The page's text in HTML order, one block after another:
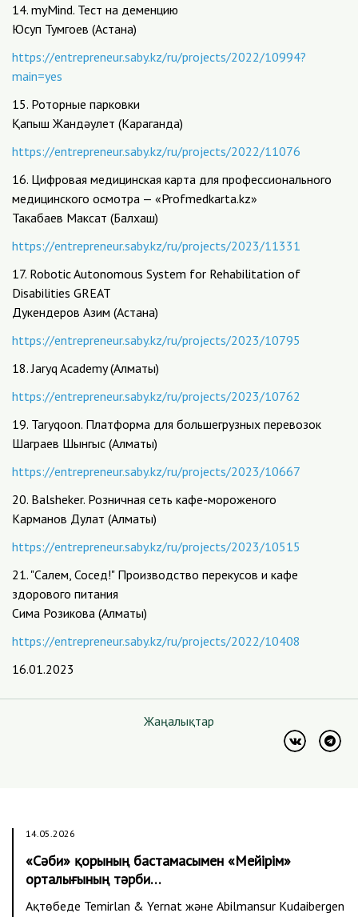
14. myMind. Тест на деменцию
Юсуп Тумгоев (Астана)
https://entrepreneur.saby.kz/ru/projects/2022/10994?
main=yes
15. Роторные парковки
Қапыш Жандәулет (Караганда)
https://entrepreneur.saby.kz/ru/projects/2022/11076
16. Цифровая медицинская карта для профессионального
медицинского осмотра — «Profmedkarta.kz»
Такабаев Максат (Балхаш)
https://entrepreneur.saby.kz/ru/projects/2023/11331
17. Robotic Autonomous System for Rehabilitation of
Disabilities GREAT
Дукендеров Азим (Астана)
https://entrepreneur.saby.kz/ru/projects/2023/10795
18. Jaryq Academy (Алматы)
https://entrepreneur.saby.kz/ru/projects/2023/10762
19. Taryqoon. Платформа для большегрузных перевозок
Шаграев Шынгыс (Алматы)
https://entrepreneur.saby.kz/ru/projects/2023/10667
20. Balsheker. Розничная сеть кафе-мороженого
Карманов Дулат (Алматы)
https://entrepreneur.saby.kz/ru/projects/2023/10515
21. "Салем, Сосед!" Производство перекусов и кафе
здорового питания
Сима Розикова (Алматы)
https://entrepreneur.saby.kz/ru/projects/2022/10408
16.01.2023
Жаңалықтар
14.05.2026
«Сәби» қорының бастамасымен «Мейірім»
орталығының тәрби…
Ақтөбеде Temirlan & Yernat және Abilmansur Kudaibergen